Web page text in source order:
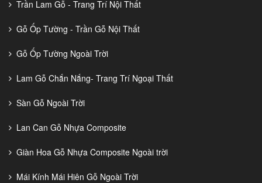
Trần Lam Gỗ - Trang Trí Nội Thất
Gỗ Ốp Tường - Trần Gỗ Nội Thất
Gỗ Ốp Tường Ngoài Trời
Lam Gỗ Chắn Nắng- Trang Trí Ngoại Thất
Sàn Gỗ Ngoài Trời
Lan Can Gỗ Nhựa Composite
Giàn Hoa Gỗ Nhựa Composite Ngoài trời
Mái Kính Mái Hiên Gỗ Ngoài Trời